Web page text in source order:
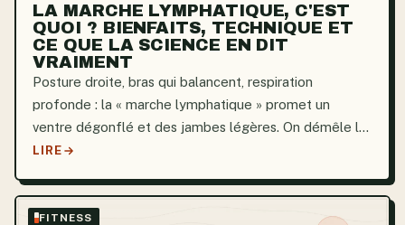
LA MARCHE LYMPHATIQUE, C'EST
QUOI ? BIENFAITS, TECHNIQUE ET
CE QUE LA SCIENCE EN DIT
VRAIMENT
Posture droite, bras qui balancent, respiration
profonde : la « marche lymphatique » promet un
ventre dégonflé et des jambes légères. On démêle le
vrai du marketing.
LIRE
FITNESS